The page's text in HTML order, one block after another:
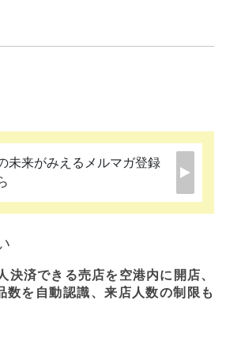
未来がみえるメルマガ登録
決済できる売店を空港内に開店、
数を自動認識、来店人数の制限も